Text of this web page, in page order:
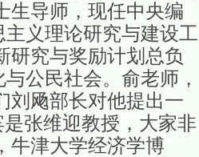
生导师，现任中央编
义理论研究与建设工
研究与奖励计划总负
公民社会。俞老师，
刘飏部长对他提出一
张维迎教授，大家非
牛津大学经济学博